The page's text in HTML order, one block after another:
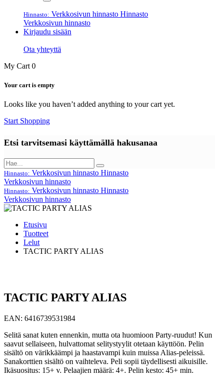
Hinnasto: Verkkosivun hinnasto Hinnasto
Verkkosivun hinnasto
Kirjaudu sisään
Ota yhteyttä
My Cart 0
Your cart is empty
Looks like you haven’t added anything to your cart yet.
Start Shopping
Etsi tarvitsemasi käyttämällä hakusanaa
Hinnasto: Verkkosivun hinnasto Hinnasto
Verkkosivun hinnasto
Hinnasto: Verkkosivun hinnasto Hinnasto
Verkkosivun hinnasto
Etusivu
Tuotteet
Lelut
TACTIC PARTY ALIAS
TACTIC PARTY ALIAS
EAN: 6416739531984
Selitä sanat kuten ennenkin, mutta ota huomioon Party-ruudut! Kun
saavut sellaiseen, hulvattomat selitystyylit otetaan käyttöön. Pelin
sisältö on värikkäämpi ja haastavampi kuin muissa Alias-peleissä.
Sanakorttien sisältö on vaihteleva. Peli sopii täydellisesti aikuisille.
Ikäsuositus: 15+ v. Pelaajien määrä: 4+. Pelin kesto: 45+ min.